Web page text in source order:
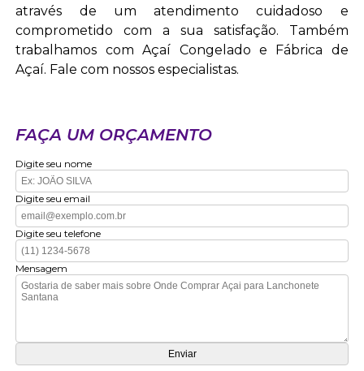
através de um atendimento cuidadoso e
comprometido com a sua satisfação. Também
trabalhamos com Açaí Congelado e Fábrica de
Açaí. Fale com nossos especialistas.
FAÇA UM ORÇAMENTO
Digite seu nome
Digite seu email
Digite seu telefone
Mensagem